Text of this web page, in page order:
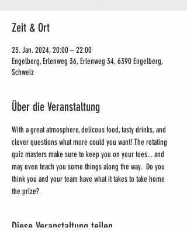
Zeit & Ort
23. Jan. 2024, 20:00 – 22:00
Engelberg, Erlenweg 36, Erlenweg 34, 6390 Engelberg,
Schweiz
Über die Veranstaltung
With a great atmosphere, delicous food, tasty drinks, and
clever questions what more could you want! The rotating
quiz masters make sure to keep you on your toes... and
may even teach you some things along the way.  Do you
think you and your team have what it takes to take home
the prize?
Diese Veranstaltung teilen